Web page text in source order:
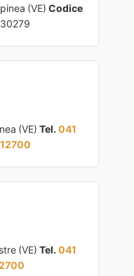
(VE) Codice
(VE) Tel. 041
(VE) Tel. 041